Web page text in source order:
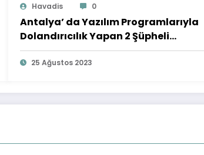
Havadis 0
Antalya’ da Yazılım Programlarıyla
Dolandırıcılık Yapan 2 Şüpheli
Yakalandı
25 Ağustos 2023